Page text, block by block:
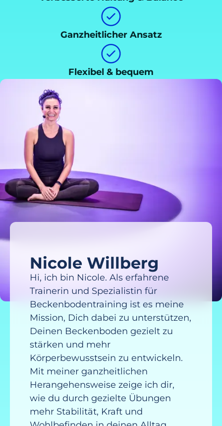
Ganzheitlicher Ansatz
Flexibel & bequem
Nicole Willberg
Hi, ich bin Nicole. Als erfahrene
Trainerin und Spezialistin für
Beckenbodentraining ist es meine
Mission, Dich dabei zu unterstützen,
Deinen Beckenboden gezielt zu
stärken und mehr
Körperbewusstsein zu entwickeln.
Mit meiner ganzheitlichen
Herangehensweise zeige ich dir,
wie du durch gezielte Übungen
mehr Stabilität, Kraft und